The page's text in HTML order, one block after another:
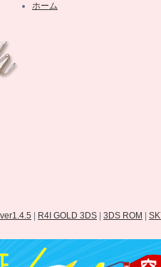
ホーム
ver1.4.5 R4I GOLD 3DS 3DS ROM